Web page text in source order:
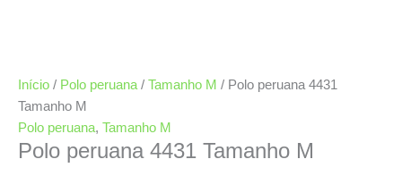
Início / Polo peruana / Tamanho M / Polo peruana 4431
Tamanho M
Polo peruana, Tamanho M
Polo peruana 4431 Tamanho M